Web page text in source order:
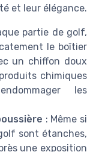
et leur élégance.
partie de golf,
le boîtier
un chiffon doux
chimiques
les
: Même si
sont étanches,
une exposition